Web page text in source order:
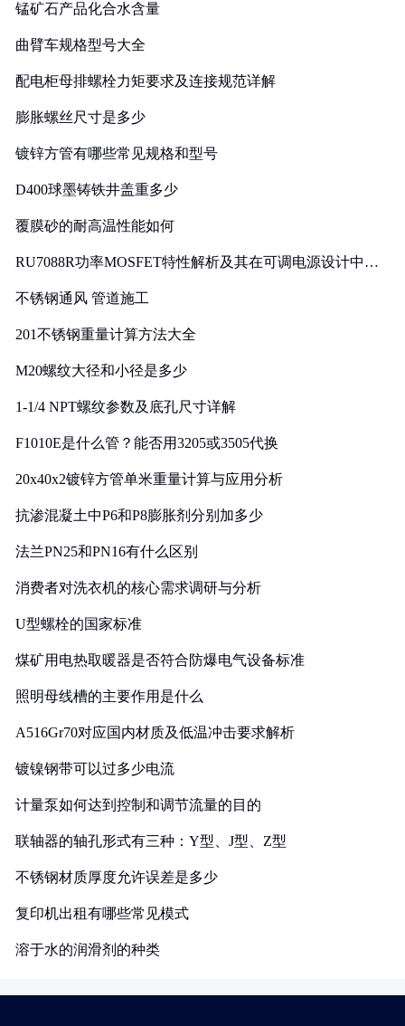
锰矿石产品化合水含量
曲臂车规格型号大全
配电柜母排螺栓力矩要求及连接规范详解
膨胀螺丝尺寸是多少
镀锌方管有哪些常见规格和型号
D400球墨铸铁井盖重多少
覆膜砂的耐高温性能如何
RU7088R功率MOSFET特性解析及其在可调电源设计中的
不锈钢通风 管道施工
201不锈钢重量计算方法大全
M20螺纹大径和小径是多少
1-1/4 NPT螺纹参数及底孔尺寸详解
F1010E是什么管？能否用3205或3505代换
20x40x2镀锌方管单米重量计算与应用分析
抗渗混凝土中P6和P8膨胀剂分别加多少
法兰PN25和PN16有什么区别
消费者对洗衣机的核心需求调研与分析
U型螺栓的国家标准
煤矿用电热取暖器是否符合防爆电气设备标准
照明母线槽的主要作用是什么
A516Gr70对应国内材质及低温冲击要求解析
镀镍钢带可以过多少电流
计量泵如何达到控制和调节流量的目的
联轴器的轴孔形式有三种：Y型、J型、Z型
不锈钢材质厚度允许误差是多少
复印机出租有哪些常见模式
溶于水的润滑剂的种类